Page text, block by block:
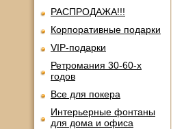
РАСПРОДАЖА!!!
Корпоративные подарки
VIP-подарки
Ретромания 30-60-х
годов
Все для покера
Интерьерные фонтаны
для дома и офиса